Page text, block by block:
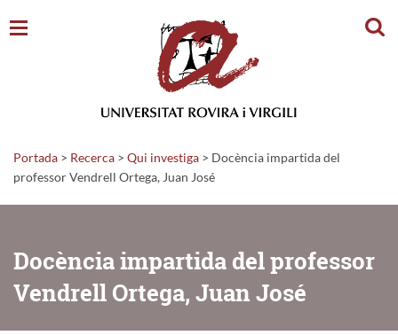
Portada > Recerca > Qui investiga > Docència impartida del
professor Vendrell Ortega, Juan José
Docència impartida del professor
Vendrell Ortega, Juan José